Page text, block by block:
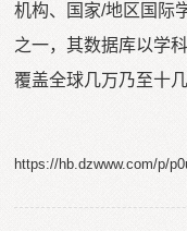
机构、国家/地区国际
之一，其数据库以学
覆盖全球几万乃至十
https://hb.dzwww.com/p/